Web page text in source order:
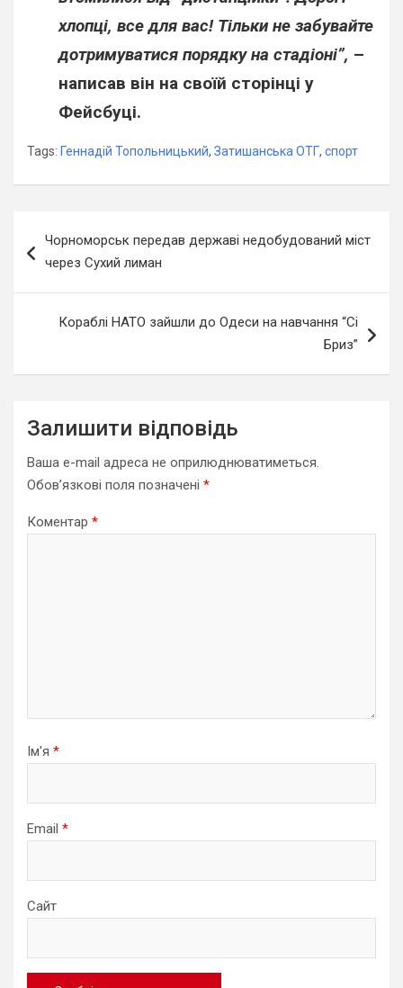
хлопці, все для вас! Тільки не забувайте
дотримуватися порядку на стадіоні”, –
написав він на своїй сторінці у
Фейсбуці.
Tags: Геннадій Топольницький, Затишанська ОТГ, спорт
записів
Чорноморськ передав державі недобудований міст
через Сухий лиман
Кораблі НАТО зайшли до Одеси на навчання “Сі
Бриз”
Залишити відповідь
Ваша e-mail адреса не оприлюднюватиметься.
Обов’язкові поля позначені *
Коментар *
Ім'я *
Email *
Сайт